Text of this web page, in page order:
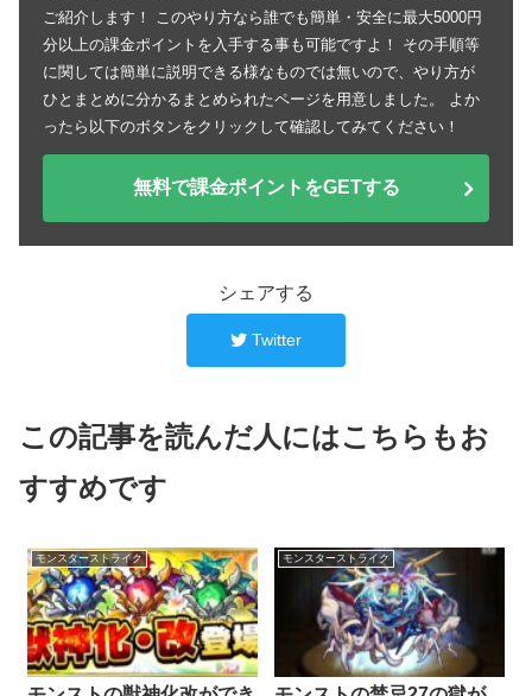
ご紹介します！ このやり方なら誰でも簡単・安全に最大5000円
分以上の課金ポイントを入手する事も可能ですよ！ その手順等
に関しては簡単に説明できる様なものでは無いので、やり方が
ひとまとめに分かるまとめられたページを用意しました。 よか
ったら以下のボタンをクリックして確認してみてください！
無料で課金ポイントをGETする
シェアする
Twitter
この記事を読んだ人にはこちらもお
すすめです
モンスターストライク モンスターストライク